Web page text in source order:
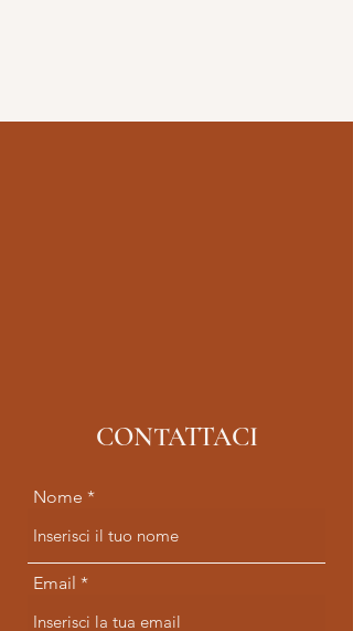
CONTATTACI
Nome
Email